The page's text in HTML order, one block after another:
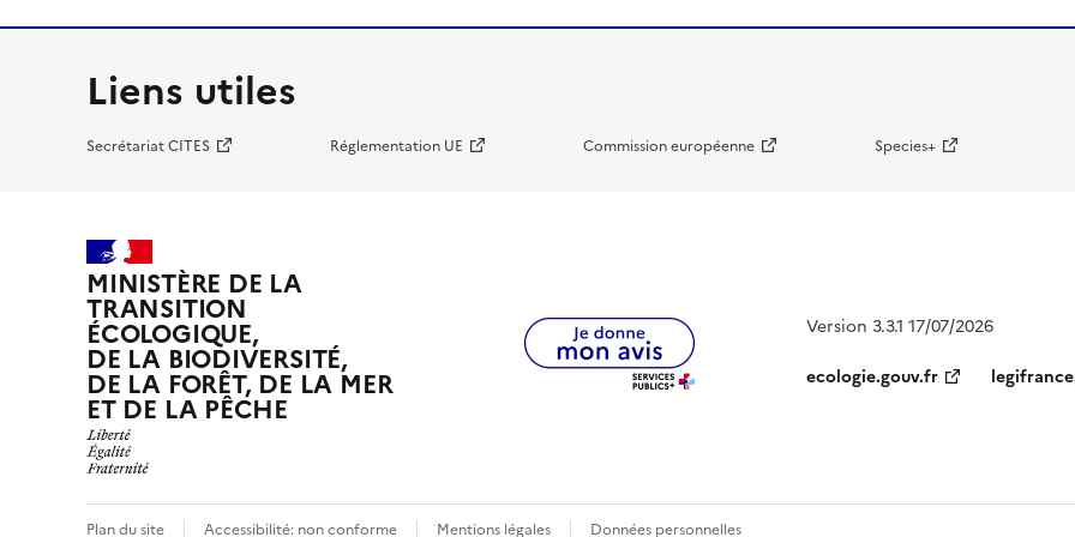
Liens utiles
Secrétariat CITES Réglementation UE Commission européenne Species+
MINISTÈRE DE LA
TRANSITION
ÉCOLOGIQUE,
DE LA BIODIVERSITÉ,
DE LA FORÊT, DE LA MER
ET DE LA PÊCHE
Version 3.3.1 17/07/2026
ecologie.gouv.fr
Plan du site Accessibilité: non conforme Mentions légales Données personnelles